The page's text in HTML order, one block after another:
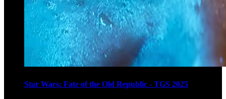
Star Wars: Fate of the Old Republic - TGS 2025